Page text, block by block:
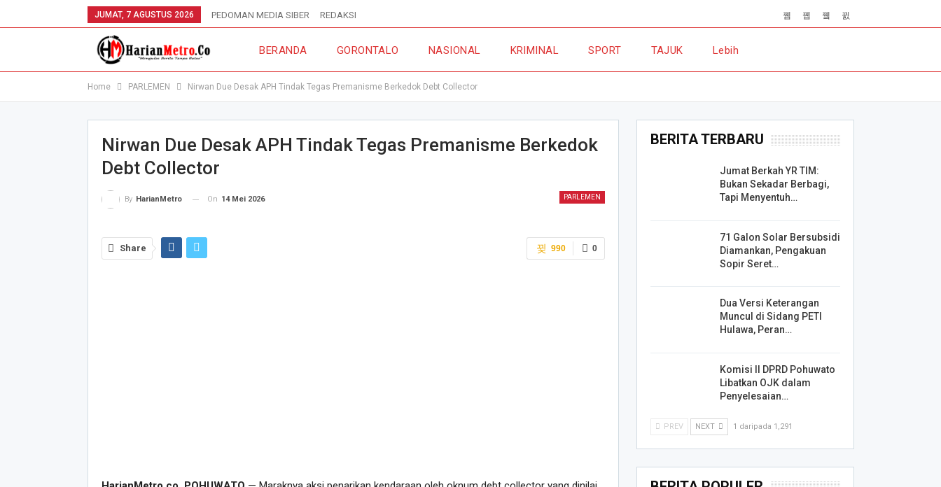
JUMAT, 7 AGUSTUS 2026 PEDOMAN MEDIA SIBER REDAKSI
BERANDA GORONTALO NASIONAL KRIMINAL SPORT TAJUK Lebih
Home PARLEMEN Nirwan Due Desak APH Tindak Tegas Premanisme Berkedok Debt Collector
Nirwan Due Desak APH Tindak Tegas Premanisme Berkedok
Debt Collector
PARLEMEN
By HarianMetro On 14 Mei 2026
0
990
Share
BERITA TERBARU
Jumat Berkah YR TIM:
Bukan Sekadar Berbagi,
Tapi Menyentuh…
71 Galon Solar Bersubsidi
Diamankan, Pengakuan
Sopir Seret…
Dua Versi Keterangan
Muncul di Sidang PETI
Hulawa, Peran…
Komisi II DPRD Pohuwato
Libatkan OJK dalam
Penyelesaian…
PREV NEXT 1 daripada 1,291